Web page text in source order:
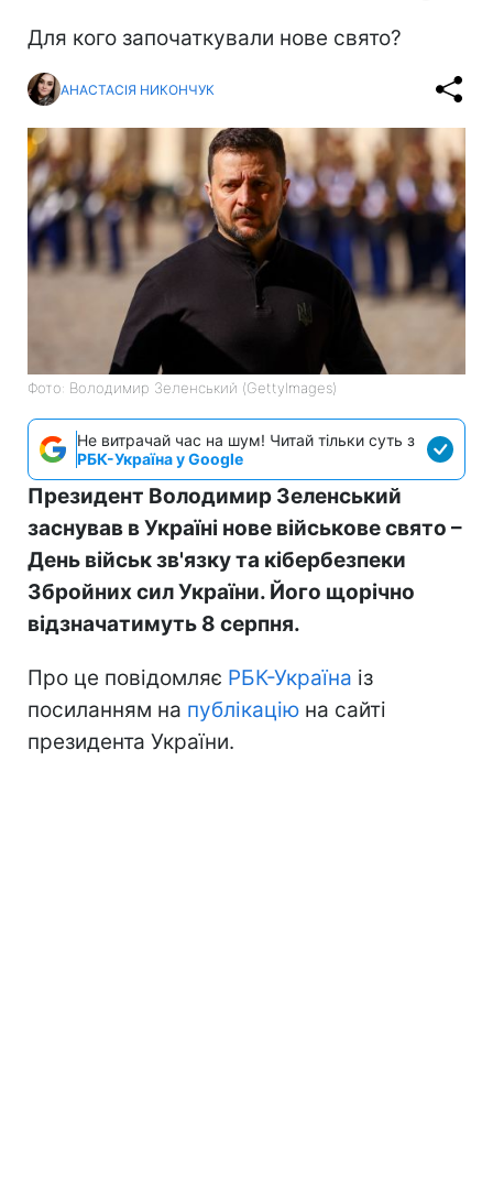
Для кого започаткували нове свято?
АНАСТАСІЯ НИКОНЧУК
Фото: Володимир Зеленський (GettyImages)
Не витрачай час на шум! Читай тільки суть з
РБК-Україна у Google
Президент Володимир Зеленський
заснував в Україні нове військове свято –
День військ зв'язку та кібербезпеки
Збройних сил України. Його щорічно
відзначатимуть 8 серпня.
Про це повідомляє РБК-Україна із
посиланням на публікацію на сайті
президента України.